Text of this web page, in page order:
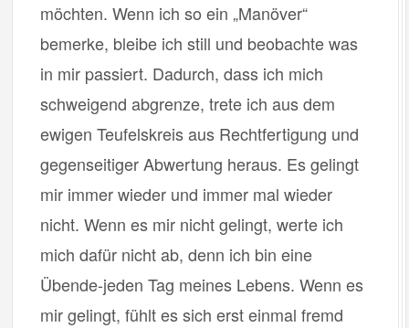
möchten. Wenn ich so ein „Manöver“
bemerke, bleibe ich still und beobachte was
in mir passiert. Dadurch, dass ich mich
schweigend abgrenze, trete ich aus dem
ewigen Teufelskreis aus Rechtfertigung und
gegenseitiger Abwertung heraus. Es gelingt
mir immer wieder und immer mal wieder
nicht. Wenn es mir nicht gelingt, werte ich
mich dafür nicht ab, denn ich bin eine
Übende-jeden Tag meines Lebens. Wenn es
mir gelingt, fühlt es sich erst einmal fremd